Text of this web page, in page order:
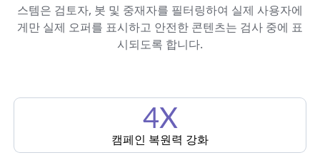
스템은 검토자, 봇 및 중재자를 필터링하여 실제 사용자에
게만 실제 오퍼를 표시하고 안전한 콘텐츠는 검사 중에 표
시되도록 합니다.
4X
캠페인 복원력 강화